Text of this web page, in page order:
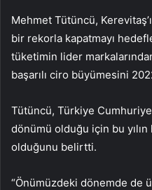
Mehmet Tütüncü,
bir rekorla kapatmayı
tüketimin lider
başarılı ciro büyümesini
Tütüncü, Türkiye
dönümü olduğu için bu
olduğunu belirtti.
“Önümüzdeki dönemde de